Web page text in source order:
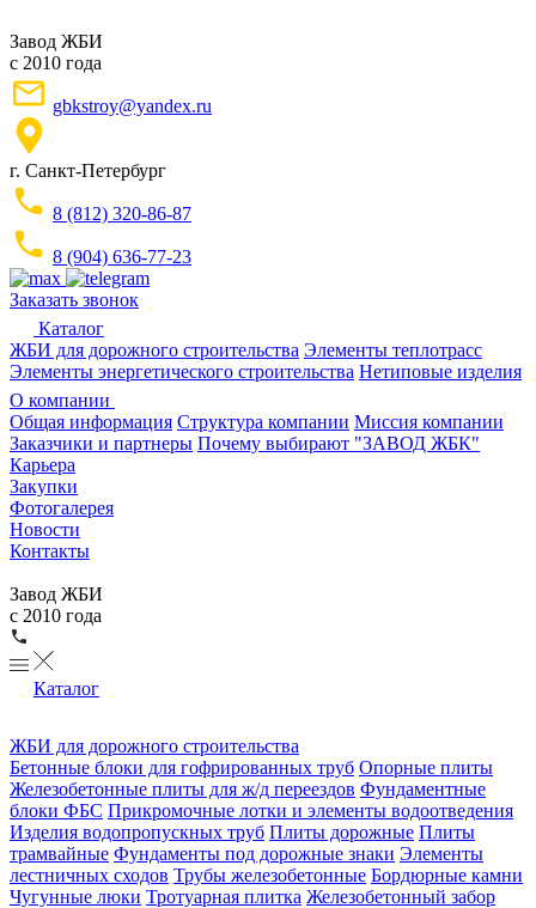
Завод ЖБИ
с 2010 года
gbkstroy@yandex.ru
г. Санкт-Петербург
8 (812) 320-86-87
8 (904) 636-77-23
Заказать звонок
Каталог
ЖБИ для дорожного строительства Элементы теплотрасс
Элементы энергетического строительства Нетиповые изделия
О компании
Общая информация Структура компании Миссия компании
Заказчики и партнеры Почему выбирают "ЗАВОД ЖБК"
Карьера
Закупки
Фотогалерея
Новости
Контакты
Завод ЖБИ
с 2010 года
Каталог
ЖБИ для дорожного строительства
Бетонные блоки для гофрированных труб Опорные плиты
Железобетонные плиты для ж/д переездов Фундаментные
блоки ФБС Прикромочные лотки и элементы водоотведения
Изделия водопропускных труб Плиты дорожные Плиты
трамвайные Фундаменты под дорожные знаки Элементы
лестничных сходов Трубы железобетонные Бордюрные камни
Чугунные люки Тротуарная плитка Железобетонный забор